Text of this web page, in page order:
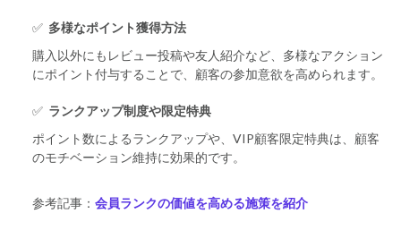
✅ 多様なポイント獲得方法
購入以外にもレビュー投稿や友人紹介など、多様なアクション
にポイント付与することで、顧客の参加意欲を高められます。
✅ ランクアップ制度や限定特典
ポイント数によるランクアップや、VIP顧客限定特典は、顧客
のモチベーション維持に効果的です。
参考記事： 会員ランクの価値を高める施策を紹介